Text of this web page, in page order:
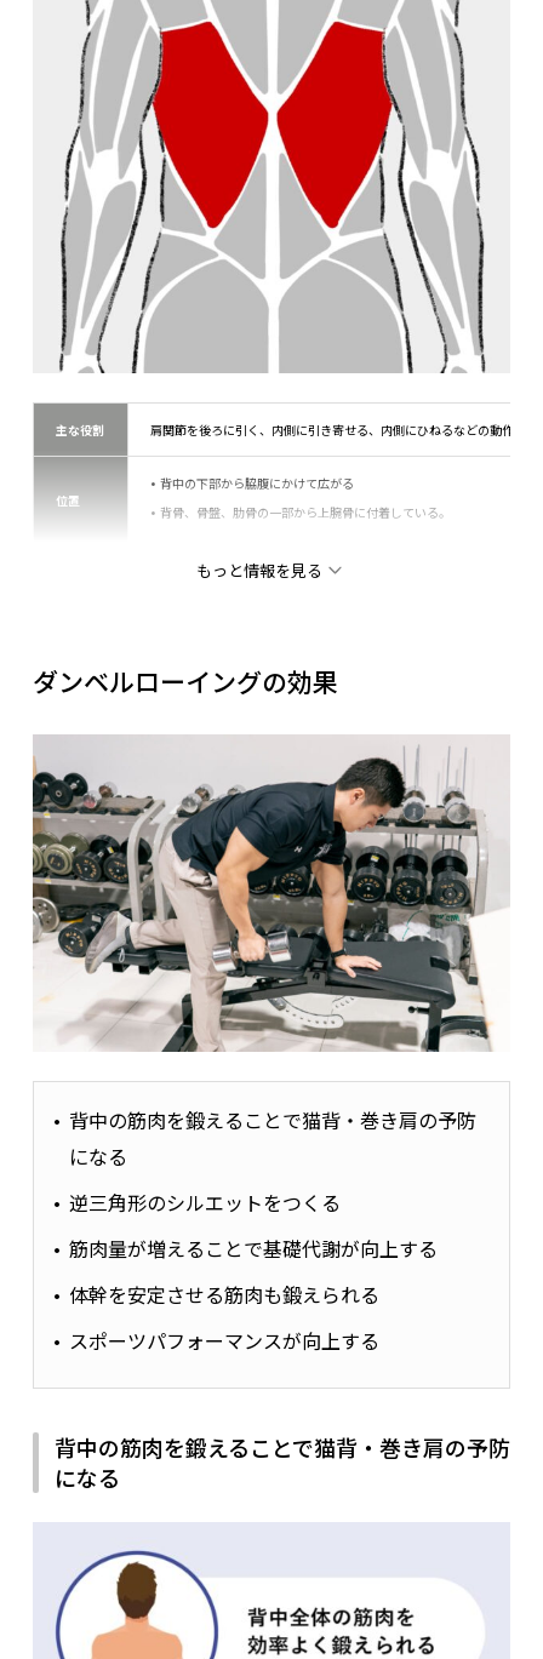
主な役割 肩関節を後ろに引く、内側に引き寄せる、内側にひねるなどの動作に影
位置
背中の下部から脇腹にかけて広がる
背骨、骨盤、肋骨の一部から上腕骨に付着している。
監修者：三矢
広背筋にアプローチするには、肩甲骨をしっかりと下制させて
肩関節の伸展・内転を大きく出しましょう。
僧帽筋
主な役割
肩甲骨を寄せる、下げる動きに関与する
肩をすくめる
首を後ろに倒すなどの動作で使われる
もっと情報を見る
ダンベルローイングの効果
背中の筋肉を鍛えることで猫背・巻き肩の予防
になる
逆三角形のシルエットをつくる
筋肉量が増えることで基礎代謝が向上する
体幹を安定させる筋肉も鍛えられる
スポーツパフォーマンスが向上する
背中の筋肉を鍛えることで猫背・巻き肩の予防
になる